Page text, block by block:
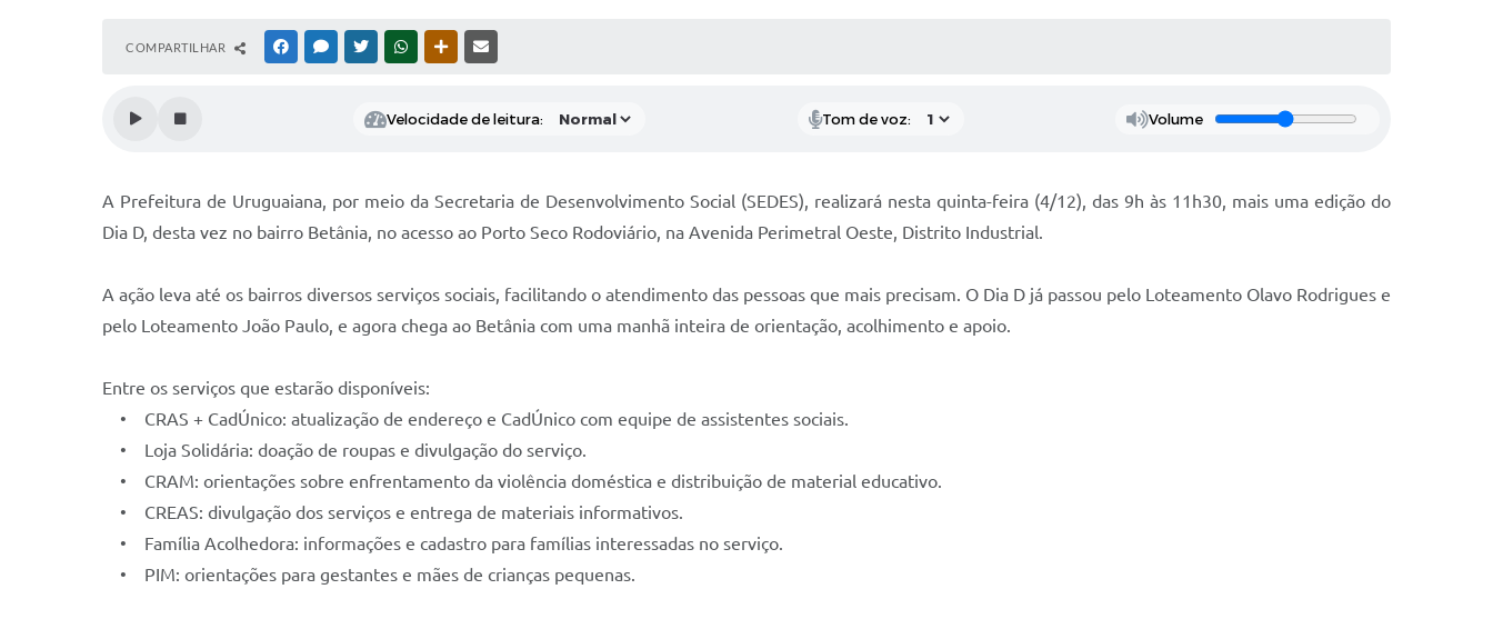
COMPARTILHAR FACEBOOKMESSENGER
TWITTERWHATSAPPOUTRAS MÍDIAS
Velocidade de leitura: Tom de voz: Volume
A Prefeitura de Uruguaiana, por meio da Secretaria de Desenvolvimento Social (SEDES), realizará nesta quinta-feira (4/12), das 9h às 11h30, mais uma edição do
Dia D, desta vez no bairro Betânia, no acesso ao Porto Seco Rodoviário, na Avenida Perimetral Oeste, Distrito Industrial.
A ação leva até os bairros diversos serviços sociais, facilitando o atendimento das pessoas que mais precisam. O Dia D já passou pelo Loteamento Olavo Rodrigues e
pelo Loteamento João Paulo, e agora chega ao Betânia com uma manhã inteira de orientação, acolhimento e apoio.
Entre os serviços que estarão disponíveis:
• CRAS + CadÚnico: atualização de endereço e CadÚnico com equipe de assistentes sociais.
• Loja Solidária: doação de roupas e divulgação do serviço.
• CRAM: orientações sobre enfrentamento da violência doméstica e distribuição de material educativo.
• CREAS: divulgação dos serviços e entrega de materiais informativos.
• Família Acolhedora: informações e cadastro para famílias interessadas no serviço.
• PIM: orientações para gestantes e mães de crianças pequenas.